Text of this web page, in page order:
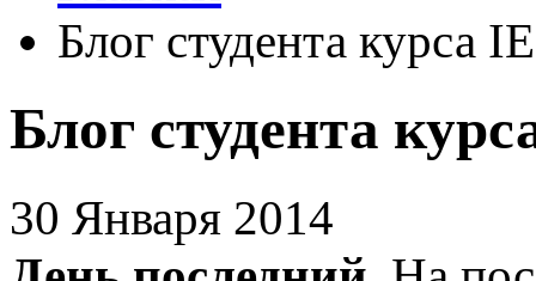
Блог студента курса
Блог студента
30 Января 2014